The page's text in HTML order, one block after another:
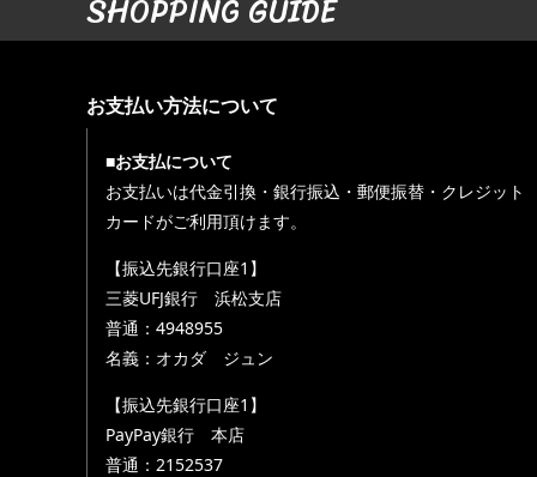
お支払い方法について
■お支払について
お支払いは代金引換・銀行振込・郵便振替・クレジット
カードがご利用頂けます。
【振込先銀行口座1】
三菱UFJ銀行 浜松支店
普通：4948955
名義：オカダ ジュン
【振込先銀行口座1】
PayPay銀行 本店
普通：2152537